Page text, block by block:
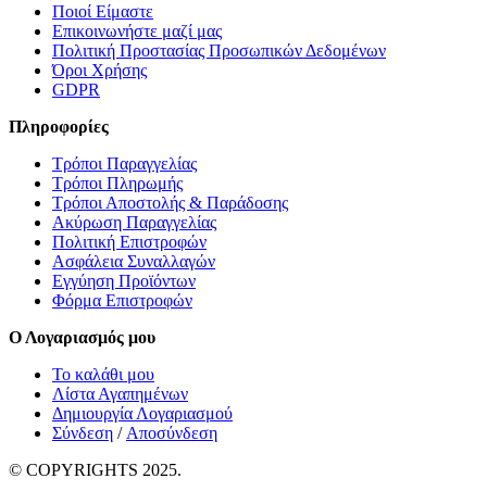
Ποιοί Είμαστε
Επικοινωνήστε μαζί μας
Πολιτική Προστασίας Προσωπικών Δεδομένων
Όροι Χρήσης
GDPR
Πληροφορίες
Τρόποι Παραγγελίας
Τρόποι Πληρωμής
Τρόποι Αποστολής & Παράδοσης
Ακύρωση Παραγγελίας
Πολιτική Επιστροφών
Ασφάλεια Συναλλαγών
Εγγύηση Προϊόντων
Φόρμα Επιστροφών
Ο Λογαριασμός μου
Το καλάθι μου
Λίστα Αγαπημένων
Δημιουργία Λογαριασμού
Σύνδεση / Αποσύνδεση
© COPYRIGHTS 2025.